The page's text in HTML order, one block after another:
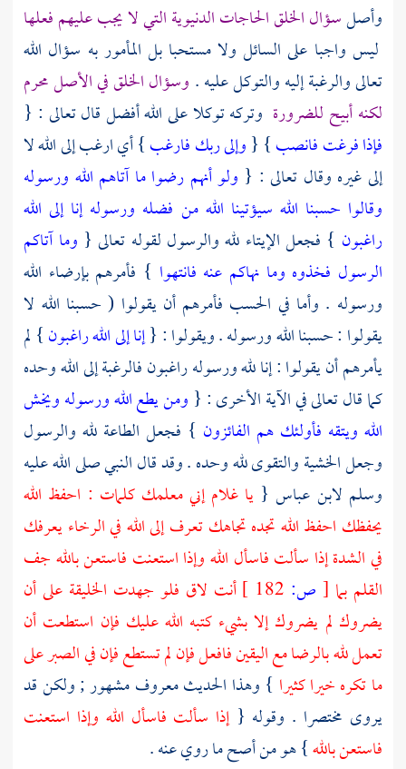
وأصلسؤال الخلق الحاجات الدنيوية التي لا يجب عليهم فعلها
ليس واجبا على السائل ولا مستحبا بل المأمور به سؤال الله
تعالى والرغبة إليه والتوكل عليه . وسؤال الخلق في الأصل محرم
لكنه أبيح للضرورة وتركه توكلا على الله أفضل قال تعالى : {
فإذا فرغت فانصب} {وإلى ربك فارغب} أي ارغب إلى الله لا
إلى غيره وقال تعالى : { ولو أنهم رضوا ما آتاهم الله ورسوله
وقالوا حسبنا الله سيؤتينا الله من فضله ورسوله إنا إلى الله
راغبون } فجعل الإيتاء لله والرسول لقوله تعالى { وما آتاكم
الرسول فخذوه وما نهاكم عنه فانتهوا } فأمرهم بإرضاء الله
ورسوله . وأما في الحسب فأمرهم أن يقولوا ( حسبنا الله لا
يقولوا : حسبنا الله ورسوله . ويقولوا : {إنا إلى الله راغبون} لم
يأمرهم أن يقولوا : إنا لله ورسوله راغبون فالرغبة إلى الله وحده
كما قال تعالى في الآية الأخرى : { ومن يطع الله ورسوله ويخش
الله ويتقه فأولئك هم الفائزون } فجعل الطاعة لله والرسول
وجعل الخشية والتقوى لله وحده . وقد قال النبي صلى الله عليه
وسلم لابن عباس { يا غلام إني معلمك كلمات : احفظ الله
يحفظك احفظ الله تجده تجاهك تعرف إلى الله في الرخاء يعرفك
في الشدة إذا سألت فاسأل الله وإذا استعنت فاستعن بالله جف
القلم بما [ ص:
أنت لاق فلو جهدت الخليقة على أن
يضروك لم يضروك إلا بشيء كتبه الله عليك فإن استطعت أن
تعمل لله بالرضا مع اليقين فافعل فإن لم تستطع فإن في الصبر على
ما تكره خيرا كثيرا } وهذا الحديث معروف مشهور ; ولكن قد
يروى مختصرا . وقوله {إذا سألت فاسأل الله وإذا استعنت
فاستعن بالله} هو من أصح ما روي عنه .